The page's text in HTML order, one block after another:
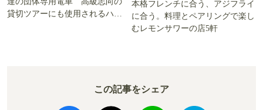
貸切ツアーにも使用されるハイ
本格フレンチに合う、アジフライ
に合う。料理とペアリングで楽し
むレモンサワーの店5軒
この記事をシェア